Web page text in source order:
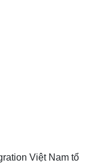
Việt Nam tổ